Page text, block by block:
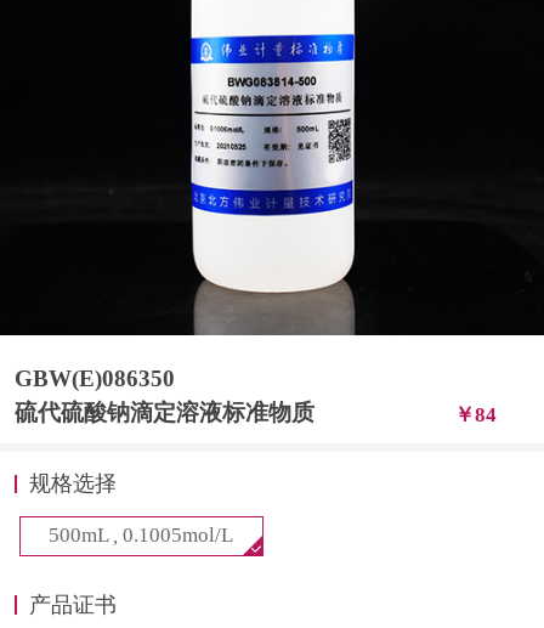
GBW(E)086350
硫代硫酸钠滴定溶液标准物质
￥84
规格选择
500mL , 0.1005mol/L
产品证书
微生物检测/质控品
知识交流
购物车